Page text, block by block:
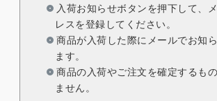
入荷お知らせボタンを押下して、
レスを登録してください。
商品が入荷した際にメールでお知
ます。
商品の入荷やご注文を確定するも
ません。